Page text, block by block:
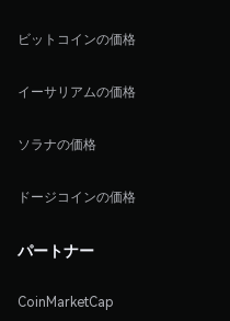
ビットコインの価格
イーサリアムの価格
ソラナの価格
ドージコインの価格
パートナー
CoinMarketCap